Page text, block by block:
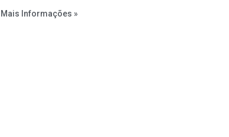
de variável demográfica.
Mais Informações »